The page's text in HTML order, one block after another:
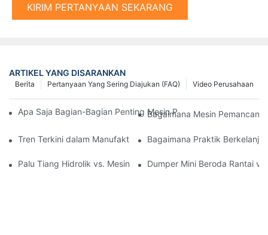
KIRIM PERTANYAAN SEKARANG
ARTIKEL YANG DISARANKAN
Video Perusahaan
Pertanyaan Yang Sering Diajukan (FAQ)
Berita
Apa Saja Bagian-Bagian Penting Mesin Pemancang Tiang yang
Bagaimana Mesin
Tren Terkini dalam Manufaktur Mesin Pancang yang Harus
Bagaimana Praktik
Palu Tiang Hidrolik vs. Mesin Pemancang Tiang Statis:
Dumper Mini Beroda Rantai